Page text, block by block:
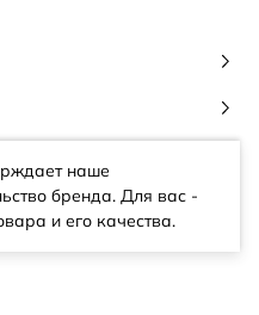
наше
бренда. Для вас -
и его качества.